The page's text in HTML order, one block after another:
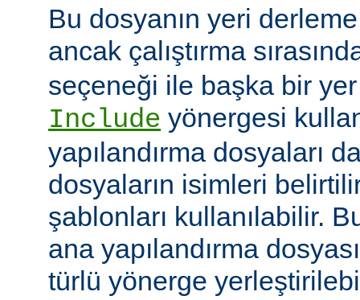
Bu dosyanın yeri
ancak çalıştırma
seçeneği ile başka bir
Include yönergesi
yapılandırma dosyaları
dosyaların isimleri
şablonları kullanılabilir.
ana yapılandırma
türlü yönerge